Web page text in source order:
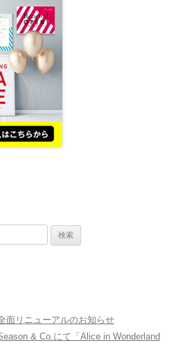
面リニューアルのお知らせ
& Co.にて「Alice in Wonderland